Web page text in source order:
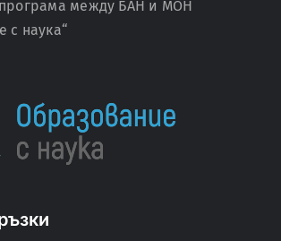
програма между БАН и МОН
с наука“